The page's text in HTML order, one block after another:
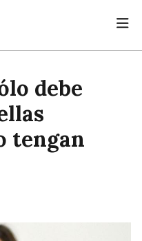
debe
tengan